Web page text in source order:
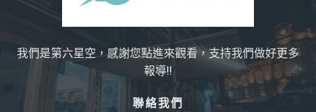
我們是第六星空，感謝您點進來觀看，支持我們做好更多
報導!!
聯絡我們